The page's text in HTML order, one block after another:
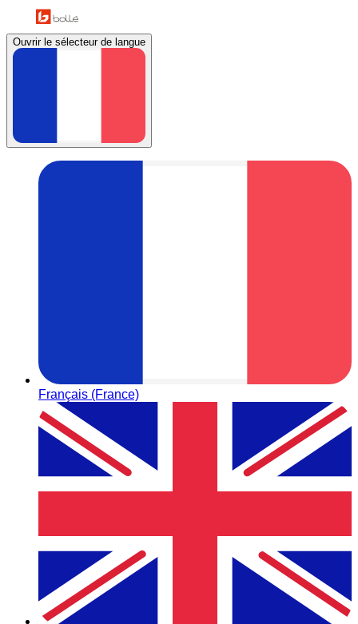
Ouvrir le sélecteur de langue
Français (France)